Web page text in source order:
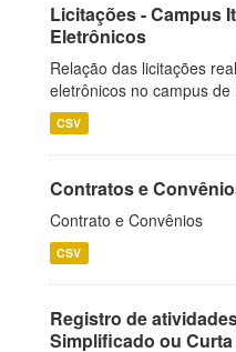
Licitações - Campus
Eletrônicos
Relação das licitações
eletrônicos no campus de
CSV
Contratos e
Contrato e Convênios
CSV
Registro de
Simplificado ou